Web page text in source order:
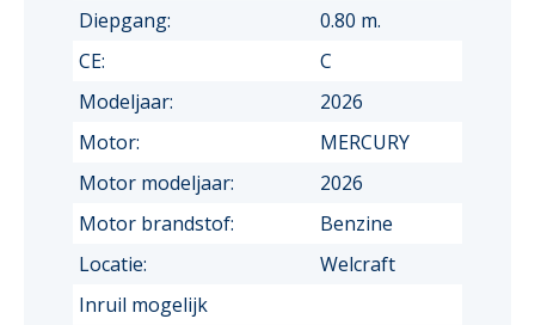
Diepgang:
0.80 m.
CE:
C
Modeljaar:
2026
Motor:
MERCURY
Motor modeljaar:
2026
Motor brandstof:
Benzine
Locatie:
Welcraft
Inruil mogelijk